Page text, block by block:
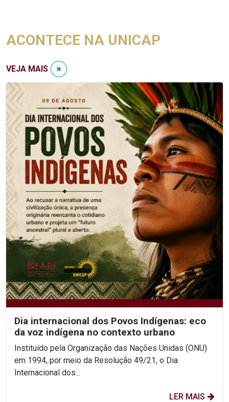
ACONTECE NA UNICAP
VEJA MAIS
Dia internacional dos Povos Indígenas: eco
da voz indígena no contexto urbano
Instituído pela Organização das Nações Unidas (ONU)
em 1994, por meio da Resolução 49/21, o Dia
Internacional dos...
LER MAIS